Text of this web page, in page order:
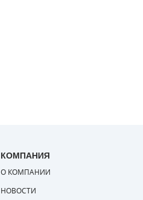
КОМПАНИЯ
О КОМПАНИИ
НОВОСТИ